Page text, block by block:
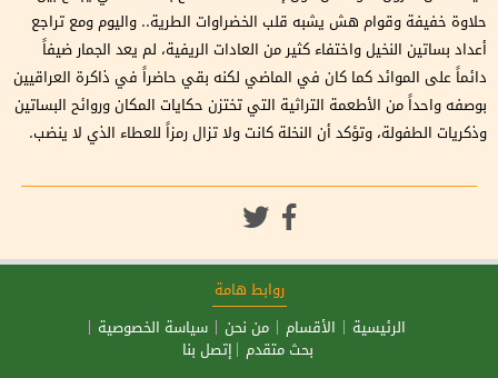
حلاوة خفيفة وقوام هش يشبه قلب الخضراوات الطرية.. واليوم ومع تراجع
أعداد بساتين النخيل واختفاء كثير من العادات الريفية، لم يعد الجمار ضيفاً
دائماً على الموائد كما كان في الماضي لكنه بقي حاضراً في ذاكرة العراقيين
بوصفه واحداً من الأطعمة التراثية التي تختزن حكايات المكان وروائح البساتين
وذكريات الطفولة، وتؤكد أن النخلة كانت ولا تزال رمزاً للعطاء الذي لا ينضب.
روابط هامة
الرئيسية
الأقسام من نحن
سياسة الخصوصية
بحث متقدم
إتصل بنا